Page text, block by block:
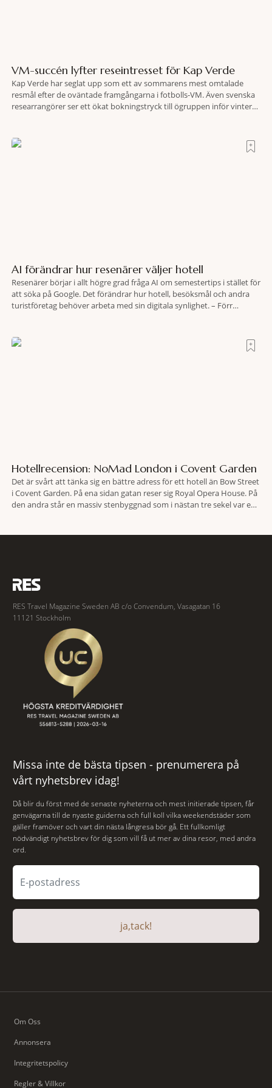
VM-succén lyfter reseintresset för Kap Verde
Kap Verde har seglat upp som ett av sommarens mest omtalade
resmål efter de oväntade framgångarna i fotbolls-VM. Även svenska
researrangörer ser ett ökat bokningstryck till ögruppen inför vintern.
motsvarande vecka i
AI förändrar hur resenärer väljer hotell
Resenärer börjar i allt högre grad fråga AI om semestertips i stället för
att söka på Google. Det förändrar hur hotell, besöksmål och andra
turistföretag behöver arbeta med sin digitala synlighet. – Förr
Hotellrecension: NoMad London i Covent Garden
Det är svårt att tänka sig en bättre adress för ett hotell än Bow Street
i Covent Garden. På ena sidan gatan reser sig Royal Opera House. På
den andra står en massiv stenbyggnad som i nästan tre sekel var en
RES Travel Magazine Sweden AB c/o Convendum, Vasagatan 16
11121 Stockholm
Missa inte de bästa tipsen - prenumerera på
vårt nyhetsbrev idag!
Då blir du först med de senaste nyheterna och mest initierade tipsen, får
genvägarna till de nyaste guiderna och full koll vilka weekendstäder som
gäller framöver och vart din nästa långresa bör gå. Ett fullkomligt
nödvändigt nyhetsbrev för dig som vill få ut mer av dina resor, med andra
ord.
ja,tack!
Om Oss
Annonsera
Integritetspolicy
Regler & Villkor